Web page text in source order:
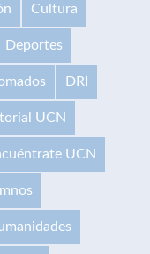
Cultura
Deportes
DRI
UCN
UCN